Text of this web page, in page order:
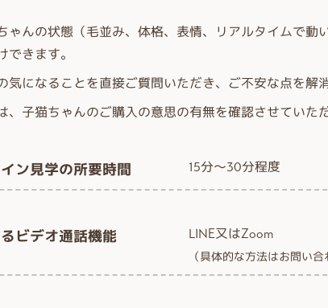
ゃんの状態（毛並み、体格、表情、リアルタイムで
できます。
気になることを直接ご質問いただき、ご不安な点を解
、子猫ちゃんのご購入の意思の有無を確認させていた
ン見学の所要時間 15分～30分程度
ビデオ通話機能 LINE又はZoom
（具体的な方法はお問い